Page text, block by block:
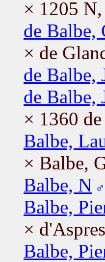
× 1205
de Balbe,
× de
de Balbe,
de Balbe,
× 1360
Balbe,
× Balbe,
Balbe, N
Balbe,
×
Balbe,